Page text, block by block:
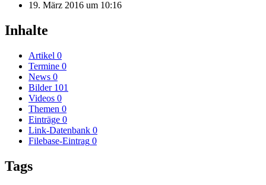
19. März 2016 um 10:16
Inhalte
Artikel 0
Termine 0
News 0
Bilder 101
Videos 0
Themen 0
Einträge 0
Link-Datenbank 0
Filebase-Eintrag 0
Tags